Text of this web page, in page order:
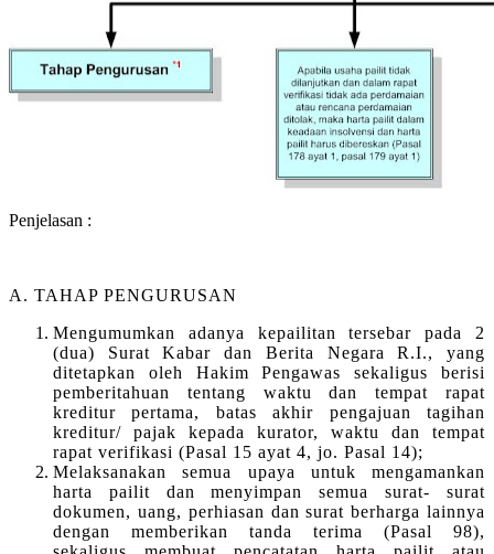
Penjelasan :
A. TAHAP PENGURUSAN
Mengumumkan adanya kepailitan tersebar pada 2
(dua) Surat Kabar dan Berita Negara R.I., yang
ditetapkan oleh Hakim Pengawas sekaligus berisi
pemberitahuan tentang waktu dan tempat rapat
kreditur pertama, batas akhir pengajuan tagihan
kreditur/ pajak kepada kurator, waktu dan tempat
rapat verifikasi (Pasal 15 ayat 4, jo. Pasal 14);
Melaksanakan semua upaya untuk mengamankan
harta pailit dan menyimpan semua surat- surat
dokumen, uang, perhiasan dan surat berharga lainnya
dengan memberikan tanda terima (Pasal 98),